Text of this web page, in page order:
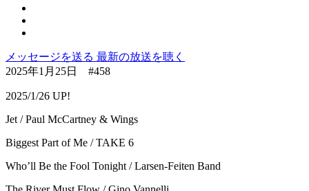
メッセージを送る 最新の放送を聴く
2025年1月25日 #458
2025/1/26 UP!
Jet / Paul McCartney & Wings
Biggest Part of Me / TAKE 6
Who’ll Be the Fool Tonight / Larsen-Feiten Band